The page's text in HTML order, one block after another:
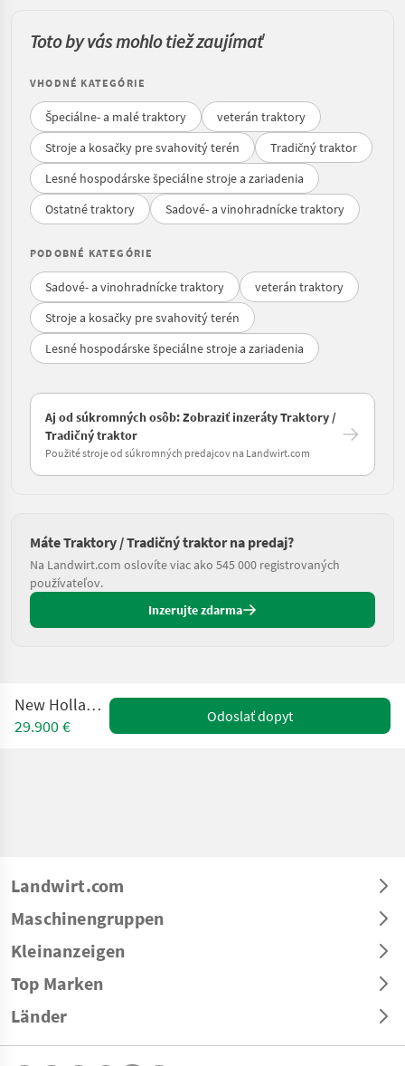
Toto by vás mohlo tiež zaujímať
VHODNÉ KATEGÓRIE
Špeciálne- a malé traktory
veterán traktory
Stroje a kosačky pre svahovitý terén
Tradičný traktor
Lesné hospodárske špeciálne stroje a zariadenia
Ostatné traktory
Sadové- a vinohradnícke traktory
PODOBNÉ KATEGÓRIE
Sadové- a vinohradnícke traktory
veterán traktory
Stroje a kosačky pre svahovitý terén
Lesné hospodárske špeciálne stroje a zariadenia
Aj od súkromných osôb: Zobraziť inzeráty Traktory /
Tradičný traktor
Použité stroje od súkromných predajcov na Landwirt.com
Máte Traktory / Tradičný traktor na predaj?
Na Landwirt.com oslovíte viac ako 545 000 registrovaných
používateľov.
Inzerujte zdarma
New Holland TL 80
29.900 €
Odoslať dopyt
Landwirt.com
Maschinengruppen
Kleinanzeigen
Top Marken
Länder